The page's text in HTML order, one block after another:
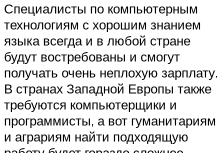
Специалисты по компьютерным
технологиям с хорошим знанием
языка всегда и в любой стране
будут востребованы и смогут
получать очень неплохую зарплату.
В странах Западной Европы также
требуются компьютерщики и
программисты, а вот гуманитариям
и аграриям найти подходящую